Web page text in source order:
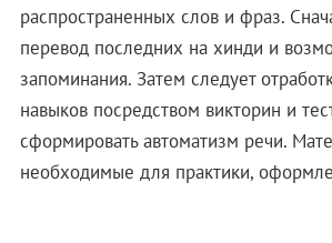
распространенных слов и фраз.
перевод последних на хинди и
запоминания. Затем следует
навыков посредством викторин и
сформировать автоматизм речи.
необходимые для практики,